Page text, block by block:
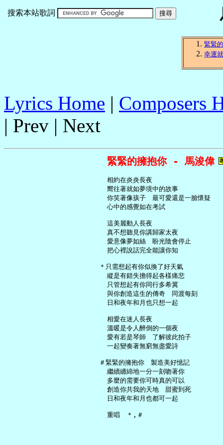
搜索本站歌詞
緊緊
幸運
Lyrics Home | Composers
| Prev | Next
緊緊的擁抱你 - 馬浚偉
     相約在炎炎長夜
     嚮往著就如夢境中的故事
     你笑著像孩子　最可愛還是一臉懷疑
     心中的感覺如在考試
     這美麗動人長夜
     真不想聽見你講歸家太夜
     愛意像夢如絲　盼光陰會停止
     把心裡說話完全能讓你知
   ＊只需想起有你似換了好天氣
     縱是有錯失擔得起各樣痛悲
     只管想起有你同行多希冀
     與你創造這生的傳奇　同渡每刻
     日和夜年和月也只想一起
     相愛在迷人長夜
     溫暖是令人醉倒的一個夜
     愛有若是琴師　了解彼此拍子
     一起變奏著無窮無盡愛詩
   ＃緊緊的擁抱你　製造美好憶記
     繼續纏綿地一分一刻吻著你
     多麼的需要你可時真的可以
     創造你共我的天地　甜蜜到死
     日和夜年和月也都可一起